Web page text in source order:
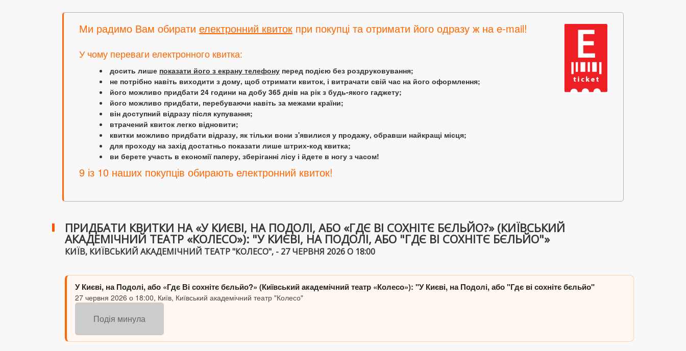
Ми радимо Вам обирати електронний квиток при покупці та отримати його одразу ж на e-mail!
У чому переваги електронного квитка:
досить лише показати його з екрану телефону перед подією без роздруковування;
не потрібно навіть виходити з дому, щоб отримати квиток, і витрачати свій час на його оформлення;
його можливо придбати 24 години на добу 365 днів на рік з будь-якого гаджету;
його можливо придбати, перебуваючи навіть за межами країни;
він доступний відразу після купування;
втрачений квиток легко відновити;
квитки можливо придбати відразу, як тільки вони з'явилися у продажу, обравши найкращі місця;
для проходу на захід достатньо показати лише штрих-код квитка;
ви берете участь в економії паперу, зберіганні лісу і йдете в ногу з часом!
9 із 10 наших покупців обирають електронний квиток!
ПРИДБАТИ КВИТКИ НА «У КИЄВІ, НА ПОДОЛІ, АБО «ГДЄ ВІ СОХНІТЄ БЄЛЬЙО?» (КИЇВСЬКИЙ
АКАДЕМІЧНИЙ ТЕАТР «КОЛЕСО»): "У КИЄВІ, НА ПОДОЛІ, АБО "ГДЄ ВІ СОХНІТЄ БЄЛЬЙО"»
КИЇВ, КИЇВСЬКИЙ АКАДЕМІЧНИЙ ТЕАТР "КОЛЕСО", - 27 ЧЕРВНЯ 2026 О 18:00
У Києві, на Подолі, або «Гдє Ві сохнітє бєльйо?» (Київський академічний театр «Колесо»): "У Києві, на Подолі, або "Гдє ві сохнітє бєльйо"
27 червня 2026 о 18:00, Київ, Київський академічний театр "Колесо"
Подія минула